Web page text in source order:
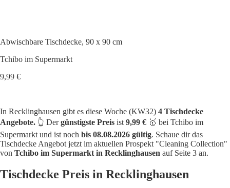
Abwischbare Tischdecke, 90 x 90 cm
Tchibo im Supermarkt
9,99 €
In Recklinghausen gibt es diese Woche (KW32) 4 Tischdecke
Angebote. 👆 Dergünstigste Preis ist 9,99 € 🥇 bei Tchibo im
Supermarkt und ist noch bis 08.08.2026 gültig. Schaue dir das
Tischdecke Angebot jetzt im aktuellen Prospekt "Cleaning Collection"
von Tchibo im Supermarkt in Recklinghausen auf Seite 3 an.
Tischdecke Preis in Recklinghausen